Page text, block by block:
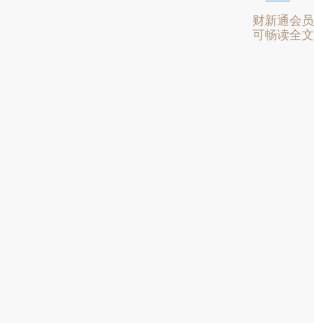
财新通会员
可畅读全文